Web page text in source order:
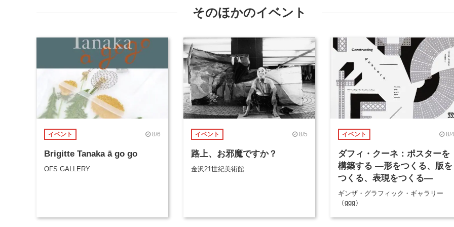
そのほかのイベント
イベント 8/6
Brigitte Tanaka ā go go
OFS GALLERY
イベント 8/5
路上、お邪魔ですか？
金沢21世紀美術館
イベント 8/4
ダフィ・クーネ：ポスターを
構築する ―形をつくる、版を
つくる、表現をつくる―
ギンザ・グラフィック・ギャラリー
（ggg）